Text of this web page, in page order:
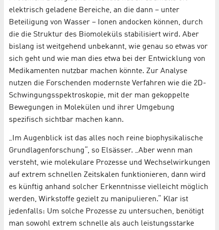
elektrisch geladene Bereiche, an die dann – unter
Beteiligung von Wasser – Ionen andocken können, durch
die die Struktur des Biomoleküls stabilisiert wird. Aber
bislang ist weitgehend unbekannt, wie genau so etwas vor
sich geht und wie man dies etwa bei der Entwicklung von
Medikamenten nutzbar machen könnte. Zur Analyse
nutzen die Forschenden modernste Verfahren wie die 2D-
Schwingungsspektroskopie, mit der man gekoppelte
Bewegungen in Molekülen und ihrer Umgebung
spezifisch sichtbar machen kann.
„Im Augenblick ist das alles noch reine biophysikalische
Grundlagenforschung“, so Elsässer. „Aber wenn man
versteht, wie molekulare Prozesse und Wechselwirkungen
auf extrem schnellen Zeitskalen funktionieren, dann wird
es künftig anhand solcher Erkenntnisse vielleicht möglich
werden, Wirkstoffe gezielt zu manipulieren.“ Klar ist
jedenfalls: Um solche Prozesse zu untersuchen, benötigt
man sowohl extrem schnelle als auch leistungsstarke